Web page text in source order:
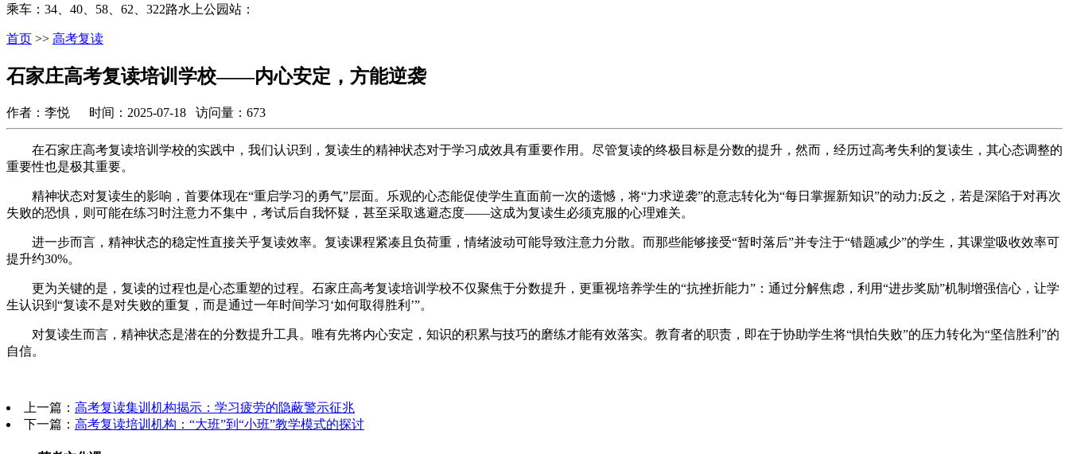
乘车：34、40、58、62、322路水上公园站：
首页 >> 高考复读
石家庄高考复读培训学校——内心安定，方能逆袭
作者：李悦 时间：2025-07-18 访问量：673
在石家庄高考复读培训学校的实践中，我们认识到，复读生的精神状态对于学习成效具有重要作用。尽管复读的终极目标是分数的提升，然而，经历过高考失利的复读生，其心态调整的
重要性也是极其重要。
精神状态对复读生的影响，首要体现在“重启学习的勇气”层面。乐观的心态能促使学生直面前一次的遗憾，将“力求逆袭”的意志转化为“每日掌握新知识”的动力;反之，若是深陷于对再次
失败的恐惧，则可能在练习时注意力不集中，考试后自我怀疑，甚至采取逃避态度——这成为复读生必须克服的心理难关。
进一步而言，精神状态的稳定性直接关乎复读效率。复读课程紧凑且负荷重，情绪波动可能导致注意力分散。而那些能够接受“暂时落后”并专注于“错题减少”的学生，其课堂吸收效率可
提升约30%。
更为关键的是，复读的过程也是心态重塑的过程。石家庄高考复读培训学校不仅聚焦于分数提升，更重视培养学生的“抗挫折能力”：通过分解焦虑，利用“进步奖励”机制增强信心，让学
生认识到“复读不是对失败的重复，而是通过一年时间学习‘如何取得胜利’”。
对复读生而言，精神状态是潜在的分数提升工具。唯有先将内心安定，知识的积累与技巧的磨练才能有效落实。教育者的职责，即在于协助学生将“惧怕失败”的压力转化为“坚信胜利”的
自信。
上一篇： 高考复读集训机构揭示：学习疲劳的隐蔽警示征兆
下一篇： 高考复读培训机构：“大班”到“小班”教学模式的探讨